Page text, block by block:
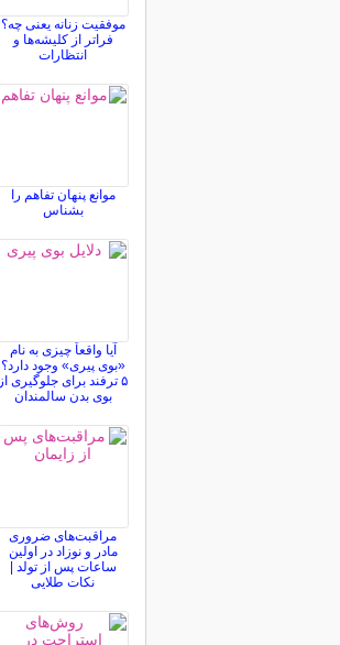
موفقیت زنانه یعنی چه؟
فراتر از کلیشه‌ها و
انتظارات
موانع پنهان تفاهم را
بشناس
آیا واقعاً چیزی به نام
«بوی پیری» وجود دارد؟
۵ ترفند برای جلوگیری از
بوی بدن سالمندان
مراقبت‌های ضروری
مادر و نوزاد در اولین
ساعات پس از تولد |
نکات طلایی